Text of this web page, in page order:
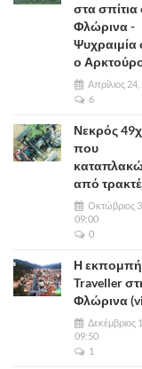
στα σπίτια
Φλώρινα -
Ψυχραιμία
ο
Απρίλιος
6
Νεκρός
που
από
Οκτώβριος
09:00
0
Η εκπομπή
Traveller
Φλώρινα
Δεκέμβριος
09:50
1